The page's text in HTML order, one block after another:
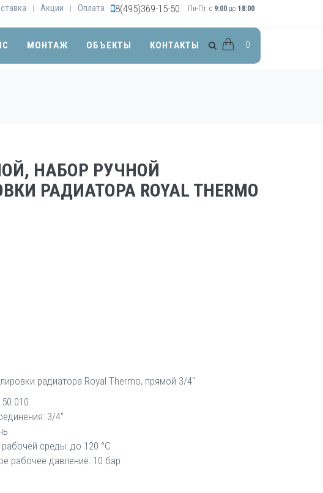
| Акции | Оплата 8(495)369-15-50 Пн-Пт: с 9:00 до 18:00
МОНТАЖ ОБЪЕКТЫ КОНТАКТЫ 0
НАБОР РУЧНОЙ
РАДИАТОРА ROYAL THERMO
радиатора Royal Thermo, прямой 3/4"
50.010
3/4"
среды: до 120 °С
рабочее давление: 10 бар